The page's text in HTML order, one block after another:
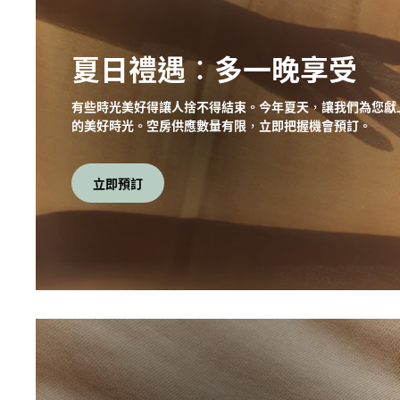
夏日禮遇：多一晚享受
有些時光美好得讓人捨不得結束。今年夏天，讓我們為您
的美好時光。空房供應數量有限，立即把握機會預訂。
立即預訂